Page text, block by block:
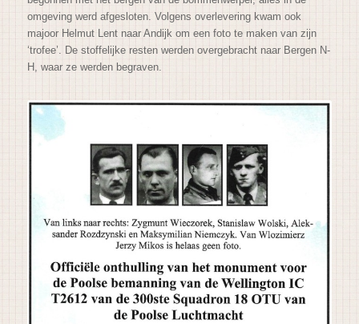
omgeving werd afgesloten. Volgens overlevering kwam ook
majoor Helmut Lent naar Andijk om een foto te maken van zijn
‘trofee’. De stoffelijke resten werden overgebracht naar Bergen N-
H, waar ze werden begraven.